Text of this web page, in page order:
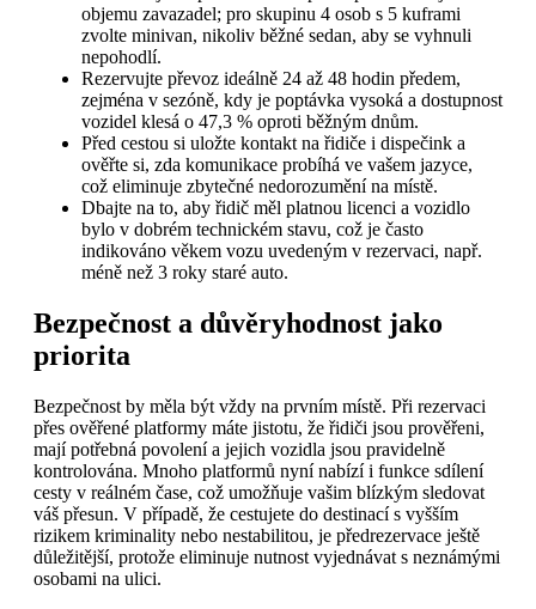
objemu zavazadel; pro skupinu 4 osob s 5 kuframi
zvolte minivan, nikoliv běžné sedan, aby se vyhnuli
nepohodlí.
Rezervujte převoz ideálně 24 až 48 hodin předem,
zejména v sezóně, kdy je poptávka vysoká a dostupnost
vozidel klesá o 47,3 % oproti běžným dnům.
Před cestou si uložte kontakt na řidiče i dispečink a
ověřte si, zda komunikace probíhá ve vašem jazyce,
což eliminuje zbytečné nedorozumění na místě.
Dbajte na to, aby řidič měl platnou licenci a vozidlo
bylo v dobrém technickém stavu, což je často
indikováno věkem vozu uvedeným v rezervaci, např.
méně než 3 roky staré auto.
Bezpečnost a důvěryhodnost jako
priorita
Bezpečnost by měla být vždy na prvním místě. Při rezervaci
přes ověřené platformy máte jistotu, že řidiči jsou prověřeni,
mají potřebná povolení a jejich vozidla jsou pravidelně
kontrolována. Mnoho platformů nyní nabízí i funkce sdílení
cesty v reálném čase, což umožňuje vašim blízkým sledovat
váš přesun. V případě, že cestujete do destinací s vyšším
rizikem kriminality nebo nestabilitou, je předrezervace ještě
důležitější, protože eliminuje nutnost vyjednávat s neznámými
osobami na ulici.